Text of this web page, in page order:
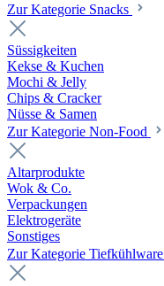
Zur Kategorie Snacks
Süssigkeiten
Kekse & Kuchen
Mochi & Jelly
Chips & Cracker
Nüsse & Samen
Zur Kategorie Non-Food
Altarprodukte
Wok & Co.
Verpackungen
Elektrogeräte
Sonstiges
Zur Kategorie Tiefkühlware